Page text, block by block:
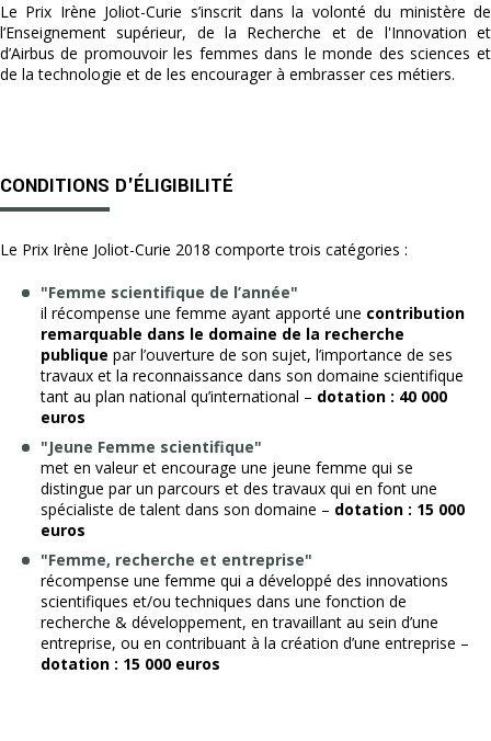
Le Prix Irène Joliot-Curie s’inscrit dans la volonté du ministère de
l’Enseignement supérieur, de la Recherche et de l'Innovation et
d’Airbus de promouvoir les femmes dans le monde des sciences et
de la technologie et de les encourager à embrasser ces métiers.
CONDITIONS D'ÉLIGIBILITÉ
Le Prix Irène Joliot-Curie 2018 comporte trois catégories :
"Femme scientifique de l’année"
il récompense une femme ayant apporté une contribution
remarquable dans le domaine de la recherche
publique par l’ouverture de son sujet, l’importance de ses
travaux et la reconnaissance dans son domaine scientifique
tant au plan national qu’international – dotation : 40 000
euros
"Jeune Femme scientifique"
met en valeur et encourage une jeune femme qui se
distingue par un parcours et des travaux qui en font une
spécialiste de talent dans son domaine – dotation : 15 000
euros
"Femme, recherche et entreprise"
récompense une femme qui a développé des innovations
scientifiques et/ou techniques dans une fonction de
recherche & développement, en travaillant au sein d’une
entreprise, ou en contribuant à la création d’une entreprise –
dotation : 15 000 euros